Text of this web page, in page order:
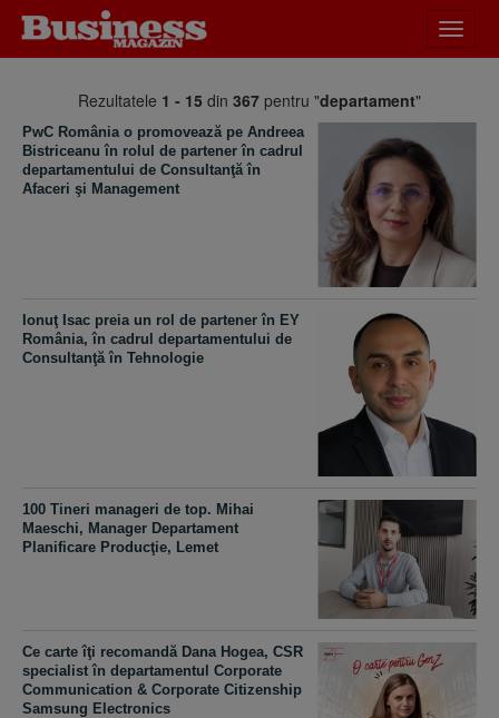
meniu
Rezultatele 1 - 15 din 367 pentru "departament"
PwC România o promovează pe Andreea
Bistriceanu în rolul de partener în cadrul
departamentului de Consultanţă în
Afaceri şi Management
Ionuţ Isac preia un rol de partener în EY
România, în cadrul departamentului de
Consultanţă în Tehnologie
100 Tineri manageri de top. Mihai
Maeschi, Manager Departament
Planificare Producţie, Lemet
Ce carte îţi recomandă Dana Hogea, CSR
specialist în departamentul Corporate
Communication & Corporate Citizenship
Samsung Electronics